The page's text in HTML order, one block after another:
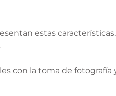
estas
con la toma de fotografía